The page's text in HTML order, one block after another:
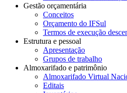
Gestão orçamentária
Conceitos
Orçamento do IFSul
Termos de execução
Estrutura e pessoal
Apresentação
Grupos de trabalho
Almoxarifado e patrimônio
Almoxarifado Virtual
Editais